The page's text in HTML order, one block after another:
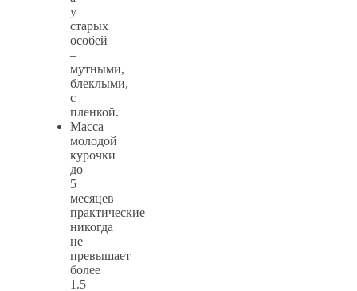
у
старых
особей
–
мутными,
блеклыми,
с
пленкой.
Масса
молодой
курочки
до
5
месяцев
практические
никогда
не
превышает
более
1.5